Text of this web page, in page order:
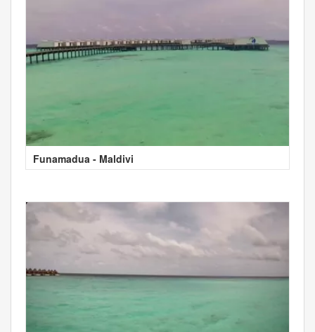
Funamadua - Maldivi